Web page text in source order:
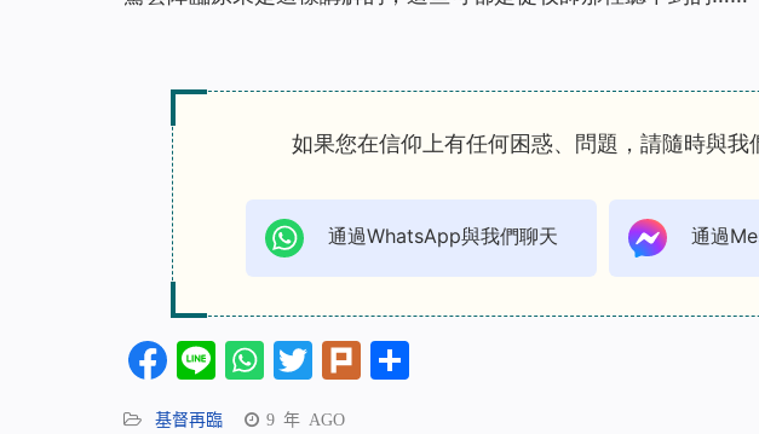
如果您在信仰上有任何困惑、問題，請隨時與我
通過WhatsApp與我們聊天 通過
Facebook
LineWhatsApp
Twitter
Plurk
基督再臨 9 年 AGO